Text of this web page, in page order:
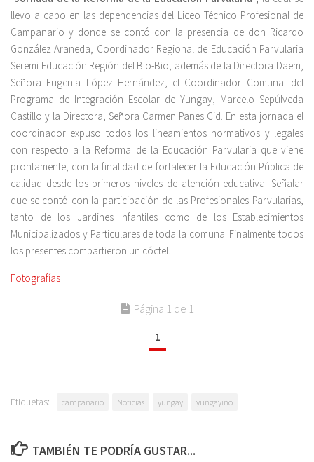
llevo a cabo en las dependencias del Liceo Técnico Profesional de
Campanario y donde se contó con la presencia de don Ricardo
González Araneda, Coordinador Regional de Educación Parvularia
Seremi Educación Región del Bio-Bio, además de la Directora Daem,
Señora Eugenia López Hernández, el Coordinador Comunal del
Programa de Integración Escolar de Yungay, Marcelo Sepúlveda
Castillo y la Directora, Señora Carmen Panes Cid. En esta jornada el
coordinador expuso todos los lineamientos normativos y legales
con respecto a la Reforma de la Educación Parvularia que viene
prontamente, con la finalidad de fortalecer la Educación Pública de
calidad desde los primeros niveles de atención educativa. Señalar
que se contó con la participación de las Profesionales Parvularias,
tanto de los Jardines Infantiles como de los Establecimientos
Municipalizados y Particulares de toda la comuna. Finalmente todos
los presentes compartieron un cóctel.
Fotografías
Página 1 de 1
1
Etiquetas: campanario Noticias yungay yungayino
TAMBIÉN TE PODRÍA GUSTAR...